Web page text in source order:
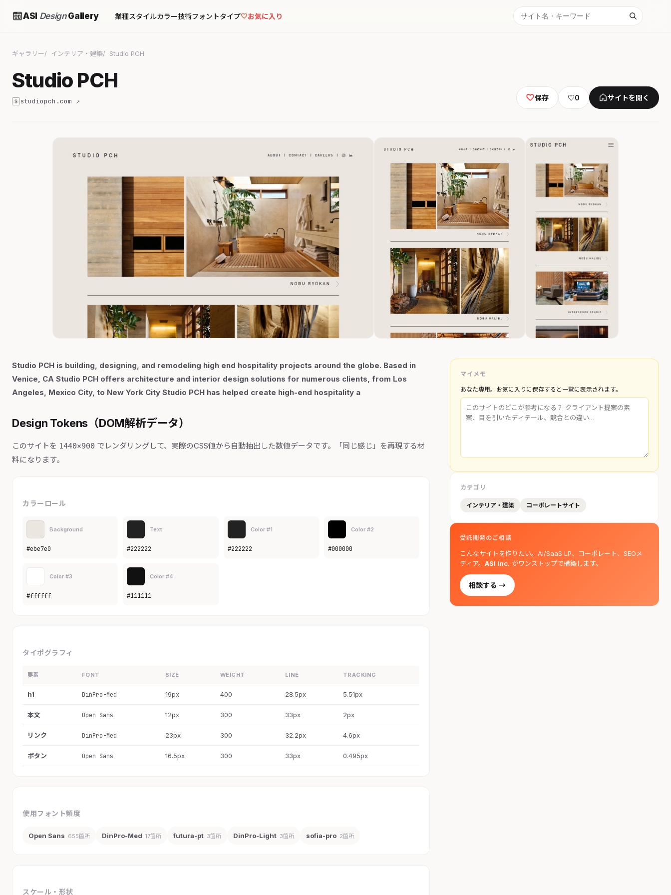
ASI DesignGallery 業種スタイルカラー技術フォントタイプ お気に入り
ギャラリー インテリア・建築 Studio PCH
Studio PCH
studiopch.com ↗ 保存 ♡0 サイトを開く
Studio PCH is building, designing, and remodeling high end hospitality projects around the globe. Based in
Venice, CA Studio PCH offers architecture and interior design solutions for numerous clients, from Los
Angeles, Mexico City, to New York City Studio PCH has helped create high-end hospitality a
Design Tokens（DOM解析データ）
このサイトを 1440×900 でレンダリングして、実際のCSS値から自動抽出した数値データです。「同じ感じ」を再現する材
料になります。
カラーロール
Background
#ebe7e0
Text
#222222
Color #1
#222222
Color #2
#000000
Color #3
#ffffff
Color #4
#111111
タイポグラフィ
要素 FONT SIZE WEIGHT LINE TRACKING
h1 DinPro-Med 19px 400 28.5px 5.51px
本文 Open Sans 12px 300 33px 2px
リンク DinPro-Med 23px 300 32.2px 4.6px
ボタン Open Sans 16.5px 300 33px 0.495px
使用フォント頻度
Open Sans 655箇所 DinPro-Med 17箇所 futura-pt 3箇所 DinPro-Light 3箇所 sofia-pro 2箇所
スケール・形状
マイメモ
あなた専用。お気に入りに保存すると一覧に表示されます。
カテゴリ
インテリア・建築 コーポレートサイト
受託開発のご相談
こんなサイトを作りたい。AI/SaaS LP、コーポレート、SEOメ
ディア。ASI Inc. がワンストップで構築します。
相談する →